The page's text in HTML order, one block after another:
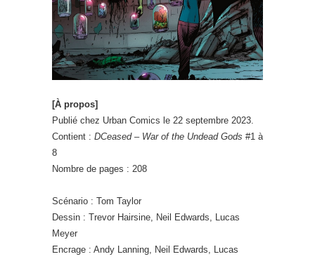
[À propos]
Publié chez Urban Comics le 22 septembre 2023.
Contient : DCeased – War of the Undead Gods #1 à
8
Nombre de pages : 208
Scénario : Tom Taylor
Dessin : Trevor Hairsine, Neil Edwards, Lucas
Meyer
Encrage : Andy Lanning, Neil Edwards, Lucas